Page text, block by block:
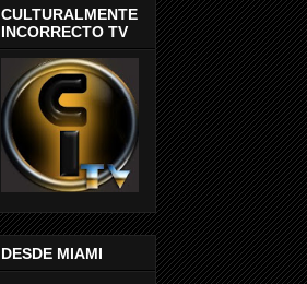
CULTURALMENTE
INCORRECTO TV
DESDE MIAMI